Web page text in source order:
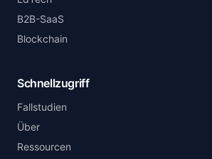
B2B-SaaS
Blockchain
Schnellzugriff
Fallstudien
Über
Ressourcen